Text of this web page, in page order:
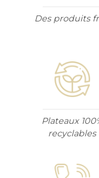
Des produits
Plateaux
recyclables